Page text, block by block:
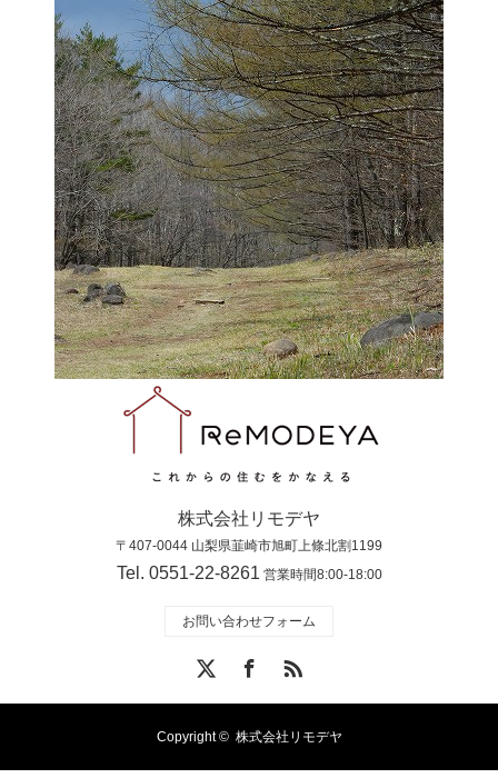
株式会社リモデヤ
〒407-0044 山梨県韮崎市旭町上條北割1199
Tel. 0551-22-8261 営業時間8:00-18:00
お問い合わせフォーム
RSS
Copyright © 株式会社リモデヤ